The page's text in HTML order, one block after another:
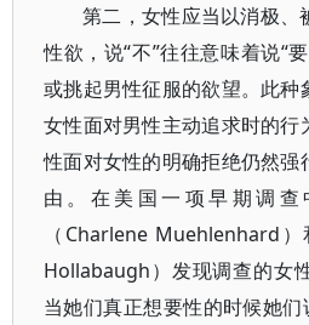
第二，女性应当以消极、
性欲，说“不”往往意味着说“
或挑起男性征服的欲望。此种
女性面对男性主动追求时的行
性面对女性的明确拒绝仍然强
由。在美国一项早期调查
（Charlene Muehlenhard
Hollabaugh）发现调查的女
当她们真正想要性的时候她们